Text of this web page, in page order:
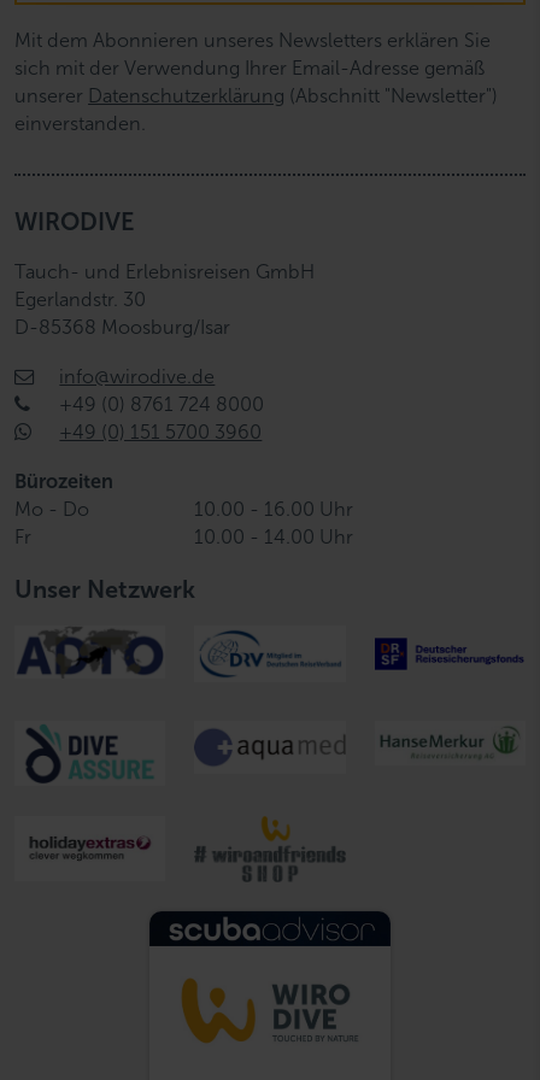
Mit dem Abonnieren unseres Newsletters erklären Sie
sich mit der Verwendung Ihrer Email-Adresse gemäß
unserer Datenschutzerklärung (Abschnitt "Newsletter")
einverstanden.
WIRODIVE
Tauch- und Erlebnisreisen GmbH
Egerlandstr. 30
D-85368 Moosburg/Isar
info@wirodive.de
+49 (0) 8761 724 8000
+49 (0) 151 5700 3960
Bürozeiten
Mo - Do
10.00 - 16.00 Uhr
Fr
10.00 - 14.00 Uhr
Unser Netzwerk